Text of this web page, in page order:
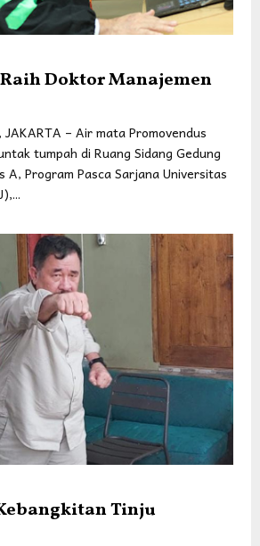
Raih Doktor Manajemen
JAKARTA – Air mata Promovendus
tumpah di Ruang Sidang Gedung
A, Program Pasca Sarjana Universitas
Tinju